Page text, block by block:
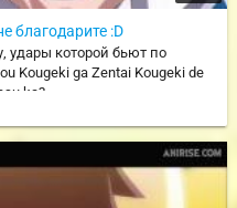
благодарите :D
которой бьют по
Kougeki ga Zentai Kougeki de
ka?